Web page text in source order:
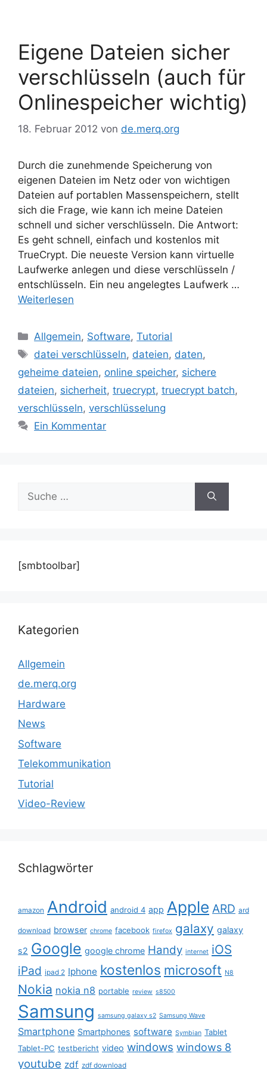
Eigene Dateien sicher
verschlüsseln (auch für
Onlinespeicher wichtig)
18. Februar 2012 von de.merq.org
Durch die zunehmende Speicherung von
eigenen Dateien im Netz oder von wichtigen
Dateien auf portablen Massenspeichern, stellt
sich die Frage, wie kann ich meine Dateien
schnell und sicher verschlüsseln. Die Antwort:
Es geht schnell, einfach und kostenlos mit
TrueCrypt. Die neueste Version kann virtuelle
Laufwerke anlegen und diese verschlüsseln /
entschlüsseln. Ein neu angelegtes Laufwerk …
Weiterlesen
Kategorien
Allgemein, Software,Tutorial
Schlagwörter
datei verschlüsseln, dateien, daten,
geheime dateien, online speicher, sichere
dateien, sicherheit, truecrypt, truecrypt batch,
verschlüsseln, verschlüsselung
Ein Kommentar
nach:
[smbtoolbar]
Kategorien
Allgemein
de.merq.org
Hardware
News
Software
Telekommunikation
Tutorial
Video-Review
Schlagwörter
amazon Android android 4 app Apple ARD ard
download browser chrome facebook firefox galaxy galaxy
s2 Google google chrome Handy internet iOS
iPad ipad 2 Iphone kostenlos microsoft N8
Nokia nokia n8 portable review s8500
Samsung samsung galaxy s2 Samsung Wave
Smartphone Smartphones software Symbian Tablet
Tablet-PC testbericht video windows windows 8
youtube zdf zdf download